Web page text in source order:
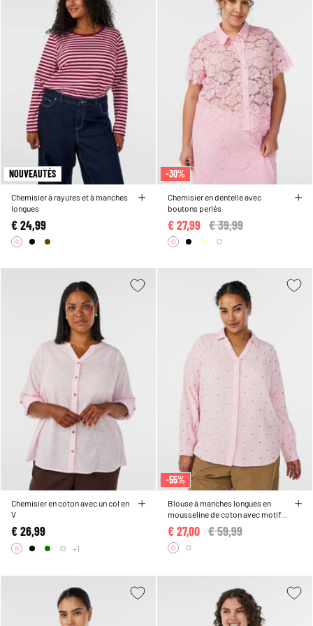
NOUVEAUTÉS
Chemisier à rayures et à manches
longues
€ 24,99
-30%
Chemisier en dentelle avec
boutons perlés
Price reduced from
€ 39,99
€ 27,99
Chemisier en coton avec un col en
V
€ 26,99
+1
-55%
Blouse à manches longues en
mousseline de coton avec motifs
brodés
Price reduced from
€ 59,99
€ 27,00